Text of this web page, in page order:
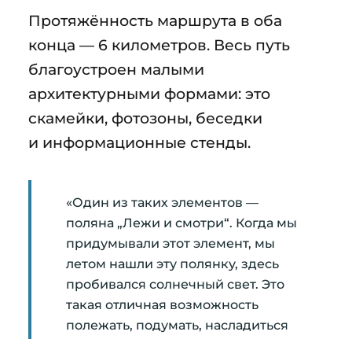
Протяжённость маршрута в оба
конца — 6 километров. Весь путь
благоустроен малыми
архитектурными формами: это
скамейки, фотозоны, беседки
и информационные стенды.
«Один из таких элементов —
поляна „Лежи и смотри“. Когда мы
придумывали этот элемент, мы
летом нашли эту полянку, здесь
пробивался солнечный свет. Это
такая отличная возможность
полежать, подумать, насладиться